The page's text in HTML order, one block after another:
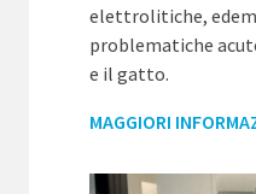
elettrolitiche,
problematiche
e il gatto.
MAGGIORI